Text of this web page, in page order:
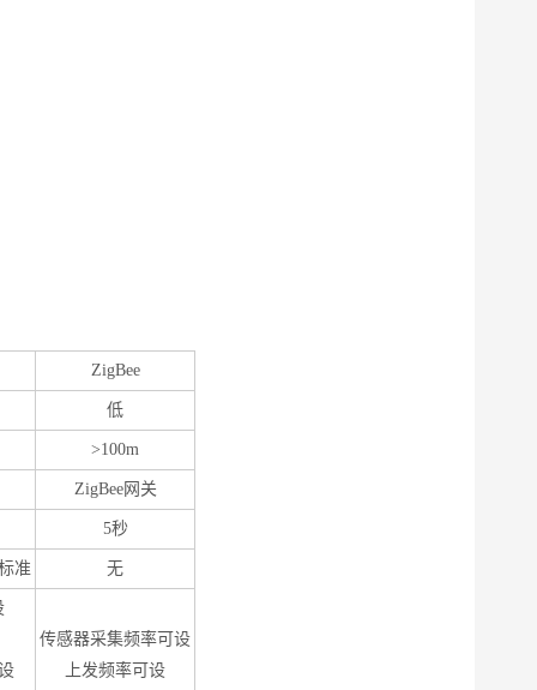
ZigBee
低
>100m
ZigBee网关
5秒
准 无
传感器采集频率可设
上发频率可设